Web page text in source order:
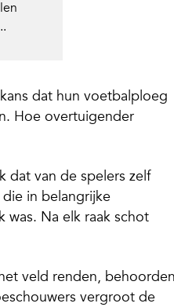
dat hun voetbalploeg
Hoe overtuigender
dat van de spelers zelf
in belangrijke
Na elk raak schot
veld renden, behoorden
vergroot de